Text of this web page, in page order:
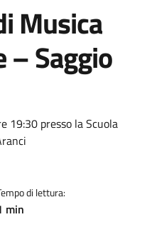
Musica
Saggio
19:30 presso la Scuola
di lettura:
min